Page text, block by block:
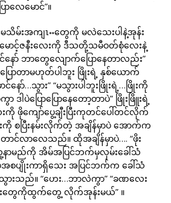
ာလေမောင်”။
မ်းအကျၤႌတွေကို မလဲသေးပါနဲ့အုန်း
မောင့်ဇနီးလေးကို ဒီသတို့သမီဝတ်စုံလေးနဲ့
င်နော် ဘာတွေလျောက်ပြောနေတာလည်း”
ပြောတာမဟုတ်ပါဘူး ဖြိုးရဲ့ နှစ်ယောက်
ာင်နော်…သွား” “မသွားပါဘူးဖြိုးရဲ့…ဖြိုးကို
ဒါပဲပြောပြောနေတော့တာပဲ” ဖြိုးဖြိူးရဲ့
ဖိုကျော်ပွေ့ချီးပြီးကုတင်ပေါ်တင်လိုက်
းကို စပြီးနမ်းလိုက်တဲ့ အချိန်မှာပဲ အောက်က
င်လာလေသည်။ ထိုအချိန်မှာပဲ…. “ဖိုး
သူ့နာမည်ကို အိမ်အပြင်ဘက်မှလှမ်းခေါ်သံ
စပျိုးကာရှိသေး အပြင်ဘက်က ခေါ်သံ
သွားသည်။ “ဟေး…ဘာလဲကွာ” “ခဏလေး
င်းတွေကိုထွက်တွေ့ လိုက်အုန်းမယ်” ။